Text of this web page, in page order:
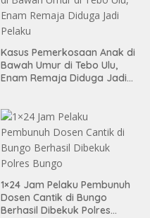
Kasus Pemerkosaan Anak di
Bawah Umur di Tebo Ulu,
Enam Remaja Diduga Jadi
1×24 Jam Pelaku Pembunuh
Dosen Cantik di Bungo
Berhasil Dibekuk Polres